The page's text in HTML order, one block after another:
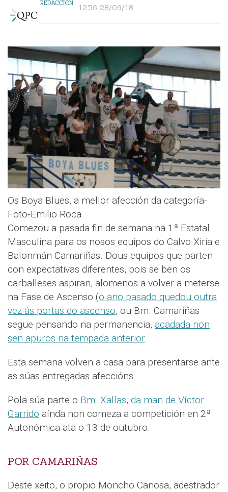
REDACCIÓN 12:56 28/09/18
Os Boya Blues, a mellor afección da categoría-
Foto-Emilio Roca
Comezou a pasada fin de semana na 1ª Estatal
Masculina para os nosos equipos do Calvo Xiria e
Balonmán Camariñas. Dous equipos que parten
con expectativas diferentes, pois se ben os
carballeses aspiran, alomenos a volver a meterse
na Fase de Ascenso (o ano pasado quedou outra
vez ás portas do ascenso, ou Bm. Camariñas
segue pensando na permanencia, acadada non
sen apuros na tempada anterior.
Esta semana volven a casa para presentarse ante
as súas entregadas afeccións.
Pola súa parte o Bm. Xallas, da man de Víctor
Garrido aínda non comeza a competición en 2ª
Autonómica ata o 13 de outubro.
POR CAMARIÑAS
Deste xeito, o propio Moncho Canosa, adestrador